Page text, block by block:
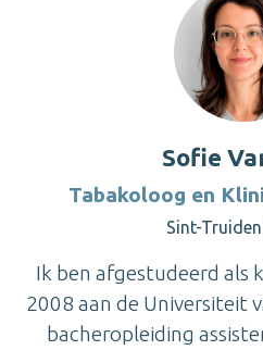
Sofie
Tabakoloog en
Sint-
Ik ben afgestudeerd als
2008 aan de Universiteit
bacheropleiding